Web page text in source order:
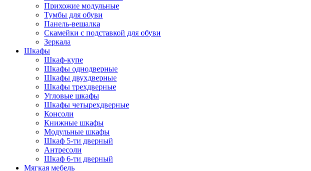
Прихожие модульные
Тумбы для обуви
Панель-вешалка
Скамейки с подставкой для обуви
Зеркала
Шкафы
Шкаф-купе
Шкафы однодверные
Шкафы двухдверные
Шкафы трехдверные
Угловые шкафы
Шкафы четырехдверные
Консоли
Книжные шкафы
Модульные шкафы
Шкаф 5-ти дверный
Антресоли
Шкаф 6-ти дверный
Мягкая мебель